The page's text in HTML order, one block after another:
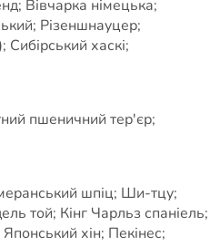
Вівчарка німецька;
Різеншнауцер;
Сибірський хаскі;
пшеничний тер'єр;
шпіц; Ши-тцу;
той; Кінг Чарльз спаніель;
хін; Пекінес;